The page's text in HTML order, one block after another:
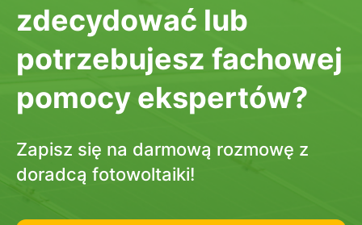
zdecydować lub
potrzebujesz fachowej
pomocy ekspertów?
Zapisz się na darmową rozmowę z
doradcą fotowoltaiki!